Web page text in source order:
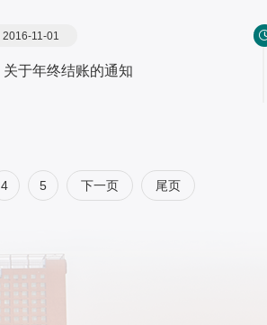
2016-11-01
关于年终结账的通知
4 5 下一页 尾页